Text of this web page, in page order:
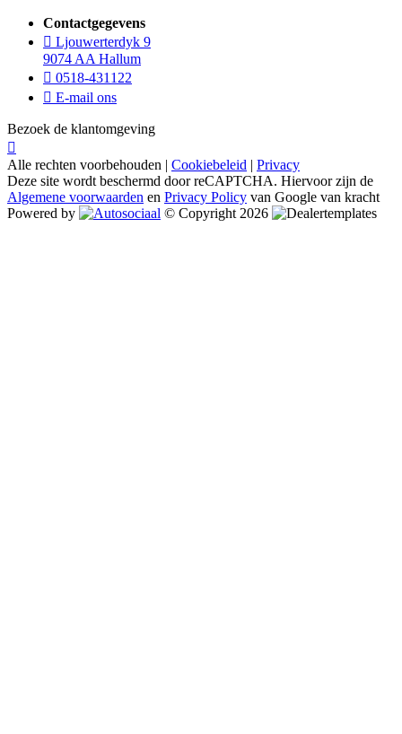
Contactgegevens
Ljouwerterdyk 9
9074 AA Hallum
0518-431122
E-mail ons
Bezoek de klantomgeving
Alle rechten voorbehouden | Cookiebeleid | Privacy
Deze site wordt beschermd door reCAPTCHA. Hiervoor zijn de
Algemene voorwaarden en Privacy Policy van Google van kracht
Powered by
© Copyright 2026